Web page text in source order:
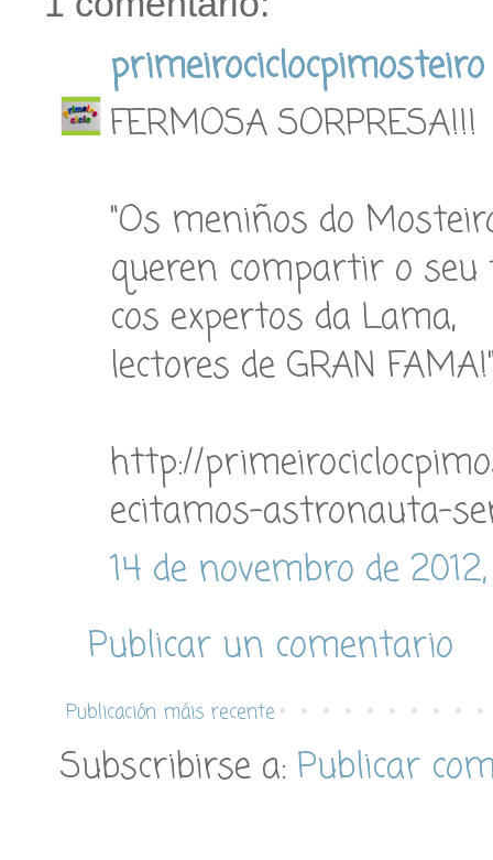
primeirociclocpimosteiro
FERMOSA SORPRESA!!!
"Os meniños do
queren compartir o
cos expertos da Lama,
lectores de GRAN
http://
ecitamos-astronauta-
14 de novembro de
Publicar un comentario
Publicación máis recente
Subscribirse a: Publicar